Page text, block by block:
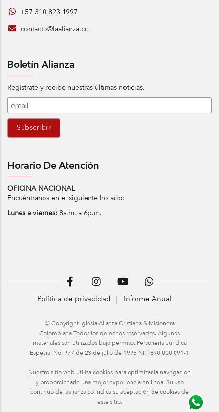
+57 310 823 1997
contacto@laalianza.co
Boletín Alianza
Regístrate y recibe nuestras últimas noticias.
Horario De Atención
OFICINA NACIONAL
Encuéntranos en el siguiente horario:
Lunes a viernes: 8a.m. a 6p.m.
Política de privacidad Informe Anual
© Copyright Iglesia Alianza Cristiana & Misionera
Colombiana Todos los derechos reservados. Algunos
materiales son utilizados bajo permiso. Personería Jurídica
Especial No. 977 de 23 de julio de 1996 NIT. 890.000.091-1
Nuestro sitio web utiliza cookies para optimizar la navegación
y proporcionarle una mejor experiencia en línea. Su uso
continuo de laalianza.co indica su aceptación de cookies de
este sitio.